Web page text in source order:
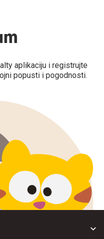
aplikaciju i registrujte
popusti i pogodnosti.